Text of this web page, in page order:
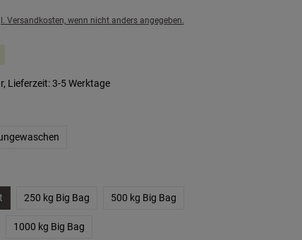
Versandkosten, wenn nicht anders angegeben.
Lieferzeit: 3-5 Werktage
250 kg Big Bag 500 kg Big Bag
1000 kg Big Bag